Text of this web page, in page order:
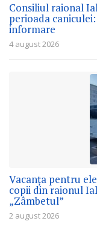
Consiliul raional
perioada
informare
4 august 2026
Vacanța pentru
copii din raionul
„Zâmbetul”
2 august 2026